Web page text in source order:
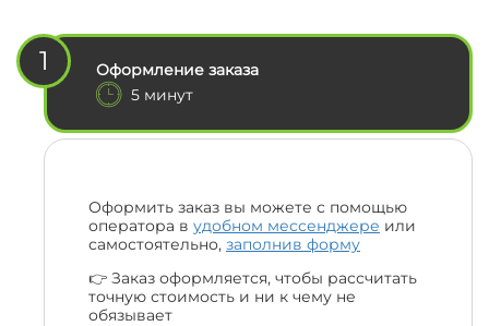
1
Оформление заказа
5 минут
Оформить заказ вы можете с помощью
оператора в удобном мессенджере или
самостоятельно, заполнив форму
👉 Заказ оформляется, чтобы рассчитать
точную стоимость и ни к чему не
обязывает